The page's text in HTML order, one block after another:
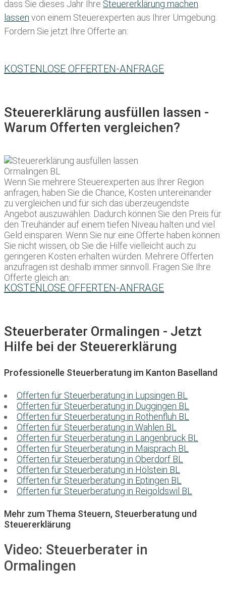
dass Sie dieses Jahr Ihre Steuererklärung machen
lassen von einem Steuerexperten aus Ihrer Umgebung.
Fordern Sie jetzt Ihre Offerte an:
KOSTENLOSE OFFERTEN-ANFRAGE
Steuererklärung ausfüllen lassen -
Warum Offerten vergleichen?
Wenn Sie mehrere Steuerexperten aus Ihrer Region
anfragen, haben Sie die Chance, Kosten untereinander
zu vergleichen und für sich das überzeugendste
Angebot auszuwählen. Dadurch können Sie den Preis für
den Treuhänder auf einem tiefen Niveau halten und viel
Geld einsparen. Wenn Sie nur eine Offerte haben können
Sie nicht wissen, ob Sie die Hilfe vielleicht auch zu
geringeren Kosten erhalten würden. Mehrere Offerten
anzufragen ist deshalb immer sinnvoll. Fragen Sie Ihre
Offerte gleich an:
KOSTENLOSE OFFERTEN-ANFRAGE
Steuerberater Ormalingen - Jetzt
Hilfe bei der Steuererklärung
Professionelle Steuerberatung im Kanton Baselland
Offerten für Steuerberatung in Lupsingen BL
Offerten für Steuerberatung in Duggingen BL
Offerten für Steuerberatung in Rothenfluh BL
Offerten für Steuerberatung in Wahlen BL
Offerten für Steuerberatung in Langenbruck BL
Offerten für Steuerberatung in Maisprach BL
Offerten für Steuerberatung in Oberdorf BL
Offerten für Steuerberatung in Hölstein BL
Offerten für Steuerberatung in Eptingen BL
Offerten für Steuerberatung in Reigoldswil BL
Mehr zum Thema Steuern, Steuerberatung und
Steuererklärung
Video: Steuerberater in
Ormalingen